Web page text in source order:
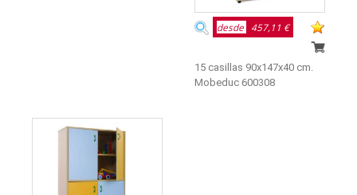
desde 457,11 €
15 casillas 90x147x40 cm.
Mobeduc 600308